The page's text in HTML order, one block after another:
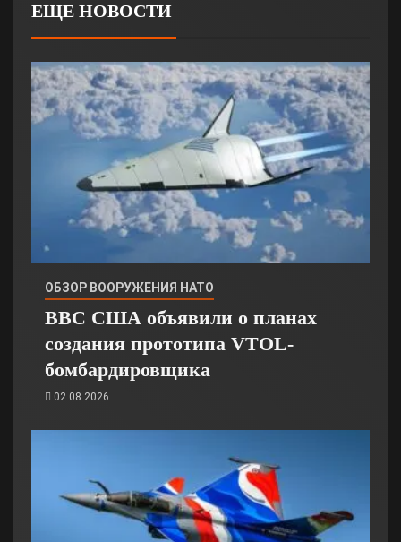
ЕЩЕ НОВОСТИ
ОБЗОР ВООРУЖЕНИЯ НАТО
ВВС США объявили о планах
создания прототипа VTOL-
бомбардировщика
02.08.2026